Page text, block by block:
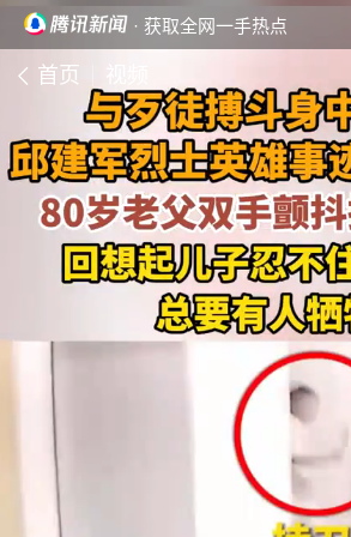
· 获取全网一手热点
首页